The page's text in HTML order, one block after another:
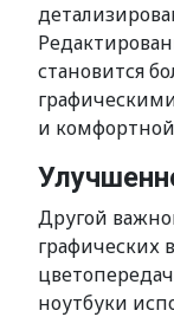
становится
и
Другой
графических
ноутбуки